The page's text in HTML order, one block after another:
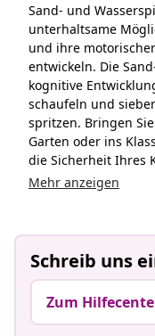
Sand- und
unterhaltsame
und ihre
entwickeln. Die
kognitive
schaufeln und
spritzen. Bringen
Garten oder ins
die Sicherheit Ihres
Mehr anzeigen
Schreib uns
Zum